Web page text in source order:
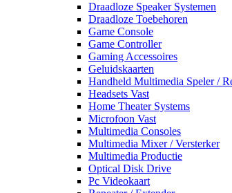
Draadloze Speaker Systemen
Draadloze Toebehoren
Game Console
Game Controller
Gaming Accessoires
Geluidskaarten
Handheld Multimedia Speler /
Headsets Vast
Home Theater Systems
Microfoon Vast
Multimedia Consoles
Multimedia Mixer / Versterker
Multimedia Productie
Optical Disk Drive
Pc Videokaart